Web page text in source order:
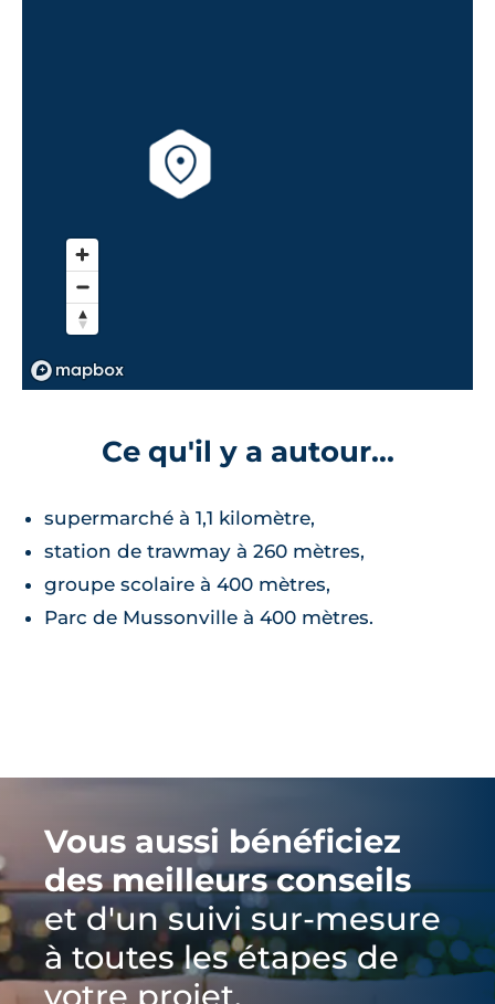
Ce qu'il y a autour...
supermarché à 1,1 kilomètre,
station de trawmay à 260 mètres,
groupe scolaire à 400 mètres,
Parc de Mussonville à 400 mètres.
Vous aussi bénéficiez
des meilleurs conseils
et d'un suivi sur-mesure
à toutes les étapes de
votre projet.